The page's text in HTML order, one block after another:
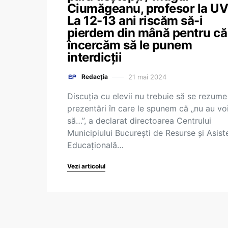
Ciumăgeanu, profesor la
La 12-13 ani riscăm să-i
pierdem din mână pentru că
încercăm să le punem
interdicții
Redacția 21 mai 2024
Discuția cu elevii nu trebuie să se
prezentări în care le spunem că „nu au
să…”, a declarat directoarea Centrului
Municipiului București de Resurse și
Educațională…
Vezi articolul